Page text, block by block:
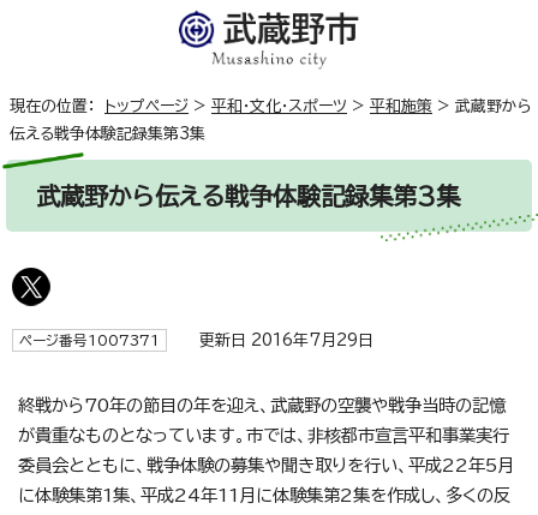
現在の位置： トップページ > 平和・文化・スポーツ > 平和施策 > 武蔵野から
伝える戦争体験記録集第3集
武蔵野から伝える戦争体験記録集第3集
ページ番号1007371 更新日 2016年7月29日
終戦から70年の節目の年を迎え、武蔵野の空襲や戦争当時の記憶
が貴重なものとなっています。市では、非核都市宣言平和事業実行
委員会とともに、戦争体験の募集や聞き取りを行い、平成22年5月
に体験集第1集、平成24年11月に体験集第2集を作成し、多くの反